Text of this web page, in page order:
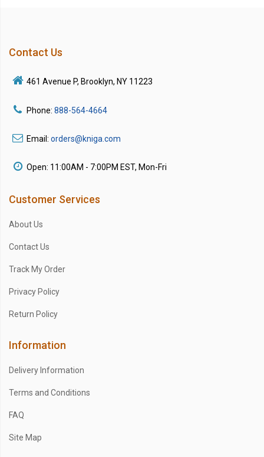
Contact Us
461 Avenue P, Brooklyn, NY 11223
Phone: 888-564-4664
Email: orders@kniga.com
Open: 11:00AM - 7:00PM EST, Mon-Fri
Customer Services
About Us
Contact Us
Track My Order
Privacy Policy
Return Policy
Information
Delivery Information
Terms and Conditions
FAQ
Site Map